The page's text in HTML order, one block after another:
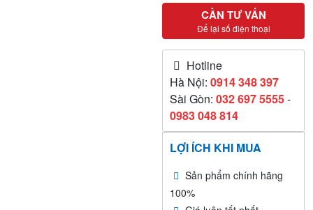
CẦN TƯ VẤN
Để lại số điện thoại
Hotline
Hà Nội:0914 348 397
Sài Gòn:032 697 5555-
0983 048 814
LỢI ÍCH KHI MUA
Sản phẩm chính hãng
100%